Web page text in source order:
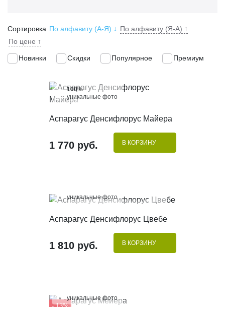
Сортировка По алфавиту (А-Я) ↓ По алфавиту (Я-А) ↑
По цене ↑
Новинки Скидки Популярное Премиум
100%
уникальные фото
КУПИТЬ В 1 КЛИК
Аспарагус Денсифлорус Майера
1 770 руб. В КОРЗИНУ
уникальные фото
Аспарагус Денсифлорус Цвебе
1 810 руб. В КОРЗИНУ
- 13%
уникальные фото